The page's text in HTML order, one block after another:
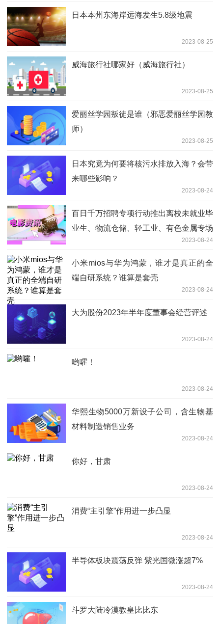
日本本州东海岸远海发生5.8级地震
2023-08-25
威海旅行社哪家好（威海旅行社）
2023-08-25
爱丽丝学园叛徒是谁（邪恶爱丽丝学园教
师）
2023-08-25
日本究竟为何要将核污水排放入海？会带
来哪些影响？
2023-08-24
百日千万招聘专项行动推出离校未就业毕
业生、物流仓储、轻工业、有色金属专场
2023-08-24
小米mios与华为鸿蒙，谁才是真正的全
端自研系统？谁算是套壳
2023-08-24
大为股份2023年半年度董事会经营评述
2023-08-24
哟嚯！
2023-08-24
华熙生物5000万新设子公司，含生物基
材料制造销售业务
2023-08-24
你好，甘肃
2023-08-24
消费“主引擎”作用进一步凸显
2023-08-24
半导体板块震荡反弹 紫光国微涨超7%
2023-08-24
斗罗大陆冷漠教皇比比东